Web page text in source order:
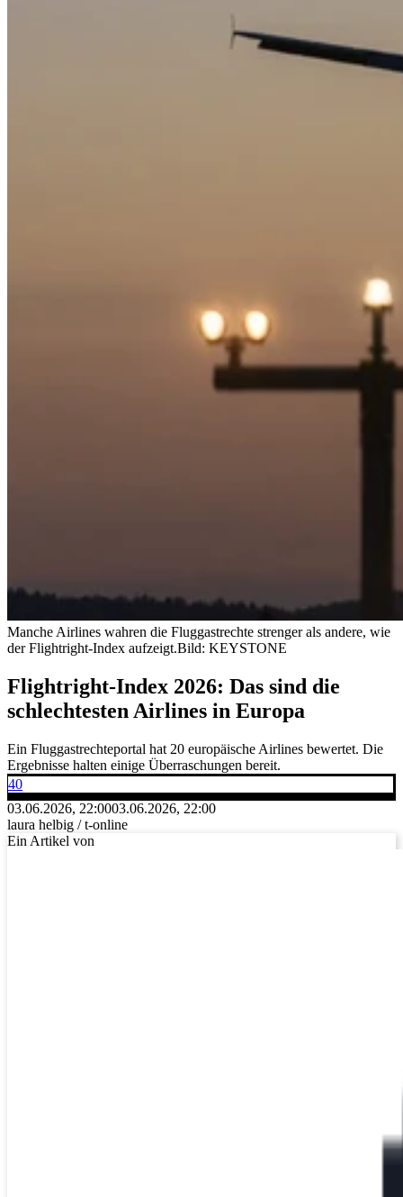
Manche Airlines wahren die Fluggastrechte strenger als andere, wie
der Flightright-Index aufzeigt.Bild: KEYSTONE
Flightright-Index 2026: Das sind die
schlechtesten Airlines in Europa
Ein Fluggastrechteportal hat 20 europäische Airlines bewertet. Die
Ergebnisse halten einige Überraschungen bereit.
40
03.06.2026, 22:0003.06.2026, 22:00
laura helbig / t-online
Ein Artikel von